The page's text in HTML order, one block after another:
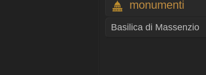
monumenti
Basilica di Massenzio